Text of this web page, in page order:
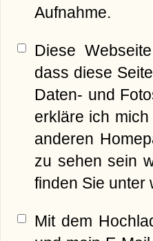
Aufnahme.
Diese
dass diese
Daten- und
erkläre ich
anderen
zu sehen sein
finden Sie unter
Mit dem